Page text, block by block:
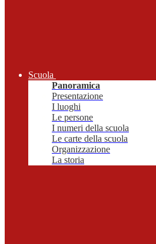
Scuola
Panoramica
Presentazione
I luoghi
Le persone
I numeri della scuola
Le carte della scuola
Organizzazione
La storia